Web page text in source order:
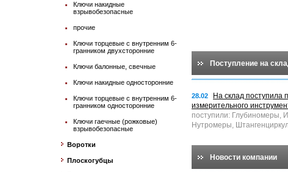
Ключи накидные
взрывобезопасные
прочие
Ключи торцевые с внутренним 6-
гранником двухсторонние
Ключи балонные, свечные
Ключи накидные односторонние
Ключи торцевые с внутренним 6-
гранником односторонние
Ключи гаечные (рожковые)
взрывобезопасные
Воротки
Плоскогубцы
Поступление на
28.02
На склад поступила
измерительного
поступили: Глубиномеры,
Нутромеры,
Новости компании